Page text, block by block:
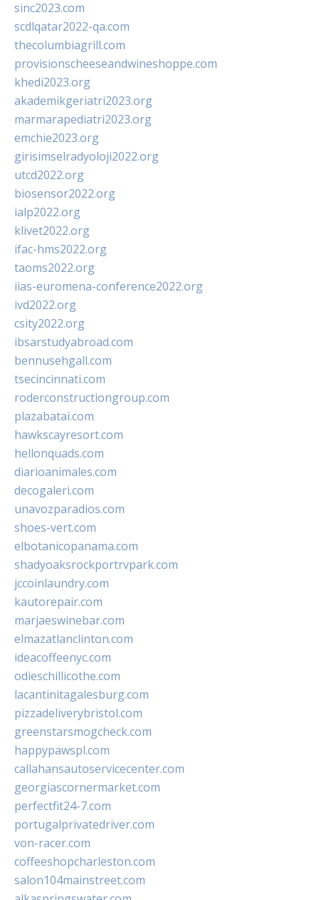
sinc2023.com
scdlqatar2022-qa.com
thecolumbiagrill.com
provisionscheeseandwineshoppe.com
khedi2023.org
akademikgeriatri2023.org
marmarapediatri2023.org
emchie2023.org
girisimselradyoloji2022.org
utcd2022.org
biosensor2022.org
ialp2022.org
klivet2022.org
ifac-hms2022.org
taoms2022.org
iias-euromena-conference2022.org
ivd2022.org
csity2022.org
ibsarstudyabroad.com
bennusehgall.com
tsecincinnati.com
roderconstructiongroup.com
plazabatai.com
hawkscayresort.com
hellonquads.com
diarioanimales.com
decogaleri.com
unavozparadios.com
shoes-vert.com
elbotanicopanama.com
shadyoaksrockportrvpark.com
jccoinlaundry.com
kautorepair.com
marjaeswinebar.com
elmazatlanclinton.com
ideacoffeenyc.com
odieschillicothe.com
lacantinitagalesburg.com
pizzadeliverybristol.com
greenstarsmogcheck.com
happypawspl.com
callahansautoservicecenter.com
georgiascornermarket.com
perfectfit24-7.com
portugalprivatedriver.com
von-racer.com
coffeeshopcharleston.com
salon104mainstreet.com